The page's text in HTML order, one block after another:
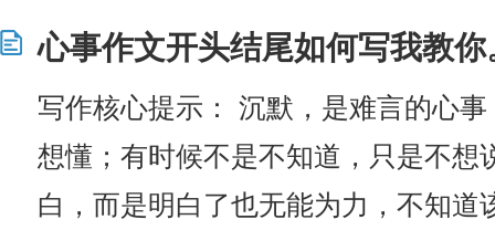
心事作文开头结尾如何写我教
写作核心提示： 沉默，是难言的心
想懂；有时候不是不知道，只是不想
白，而是明白了也无能为力，不知道